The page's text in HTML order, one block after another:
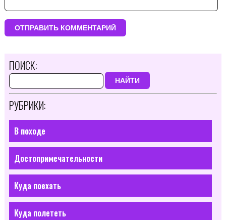
ПОИСК:
НАЙТИ
РУБРИКИ:
В походе
Достопримечательности
Куда поехать
Куда полететь